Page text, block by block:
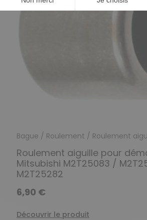
Bague / Roulement / Roulement
Roulement aiguille pour
Mitsubishi M2T25083 /
M2T25282
6,90 €
Découvrir le produit